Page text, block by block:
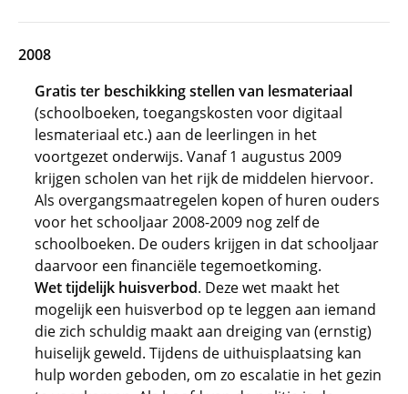
2008
Gratis ter beschikking stellen van lesmateriaal
(schoolboeken, toegangskosten voor digitaal
lesmateriaal etc.) aan de leerlingen in het
voortgezet onderwijs. Vanaf 1 augustus 2009
krijgen scholen van het rijk de middelen hiervoor.
Als overgangsmaatregelen kopen of huren ouders
voor het schooljaar 2008-2009 nog zelf de
schoolboeken. De ouders krijgen in dat schooljaar
daarvoor een financiële tegemoetkoming.
Wet tijdelijk huisverbod. Deze wet maakt het
mogelijk een huisverbod op te leggen aan iemand
die zich schuldig maakt aan dreiging van (ernstig)
huiselijk geweld. Tijdens de uithuisplaatsing kan
hulp worden geboden, om zo escalatie in het gezin